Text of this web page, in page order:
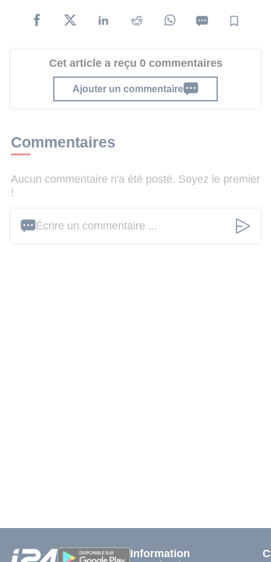
Cet article a reçu 0 commentaires
Ajouter un commentaire
Commentaires
Aucun commentaire n'a été posté. Soyez le premier
!
Écrire un commentaire ...
Information